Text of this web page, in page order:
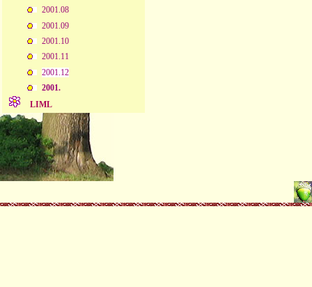
2001.08
2001.09
2001.10
2001.11
2001.12
2001.
LIML